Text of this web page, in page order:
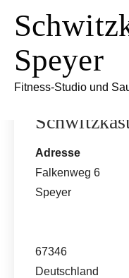
contentSpeyer
Fitness-Studio und
Adresse
Falkenweg 6
Speyer
67346
Deutschland